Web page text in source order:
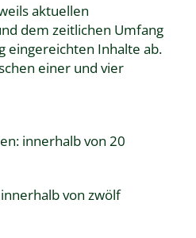
aktuellen
dem zeitlichen Umfang
eingereichten Inhalte ab.
einer und vier
innerhalb von 20
von zwölf